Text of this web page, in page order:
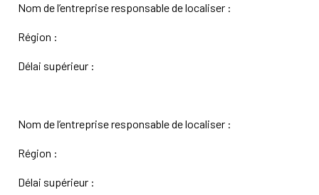
Nom de l’entreprise responsable de localiser :
Région :
Délai supérieur :
Nom de l’entreprise responsable de localiser :
Région :
Délai supérieur :